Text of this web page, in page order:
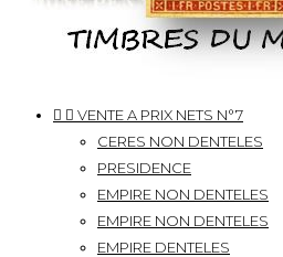
  VENTE A PRIX NETS N°7
CERES NON DENTELES
PRESIDENCE
EMPIRE NON DENTELES
EMPIRE NON DENTELES
EMPIRE DENTELES